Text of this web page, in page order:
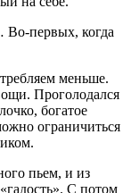
Во-первых, когда
меньше.
Проголодался
богатое
ограничиться
пьем, и из
С потом